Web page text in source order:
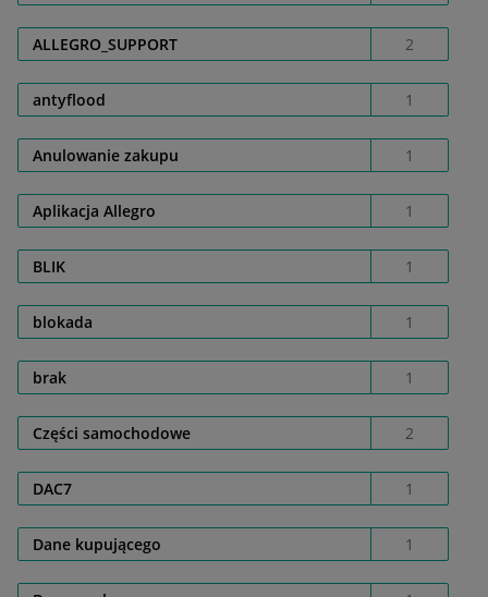
ALLEGRO_SUPPORT 2
antyflood 1
Anulowanie zakupu 1
Aplikacja Allegro 1
BLIK 1
blokada 1
brak 1
Części samochodowe 2
DAC7 1
Dane kupującego 1